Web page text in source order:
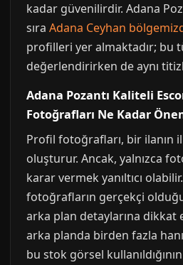
kadar güvenilirdir. Adana
sıra Adana Ceyhan
profilleri yer almaktadır; bu
değerlendirirken de aynı
Adana Pozantı Kaliteli
Fotoğrafları Ne Kadar
Profil fotoğrafları, bir ilanın
oluşturur. Ancak, yalnızca
karar vermek yanıltıcı
fotoğrafların gerçekçi
arka plan detaylarına dikkat
arka planda birden fazla
bu stok görsel